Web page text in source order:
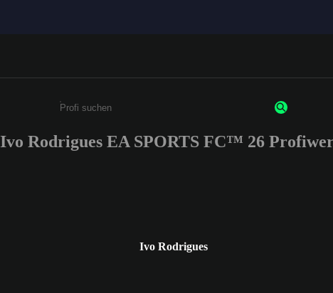
Gib mindestens 3 Zeichen oder Ziffern ein
Ivo Rodrigues EA SPORTS FC™ 26
Ivo Rodrigues